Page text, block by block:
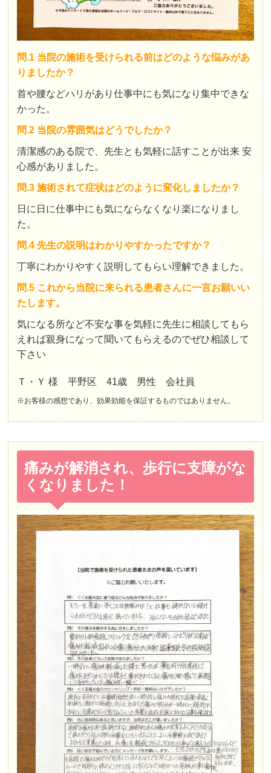
問.1 当院の施術を受けられる前はどのような悩みがあ
りましたか？
首や腰などハリがあり仕事中にも気になり集中できな
かった。
問.2 当院の雰囲気はどうでしたか？
清潔感のある院で、先生とも気軽に話すことが出来 安
心感がありました。
問.3 施術されて症状はどのように変化しましたか？
日に日に仕事中にも気にならなくなり楽になりまし
た。
問.4 先生の説明はわかりやすかったですか？
丁寧にわかりやすく説明してもらい理解できました。
問.5 これから当院に来られる患者さんに一言お願いい
たします。
気になる所など不安な事を気軽に先生に相談してもら
えれば親身になって聞いてもらえるのでぜひ相談して
下さい
Ｔ・Ｙ 様 平野区 41歳 男性 会社員
※お客様の感想であり、効果効能を保証するものではありません。
痛みが解消され、歩行に支障がな
くなりました！